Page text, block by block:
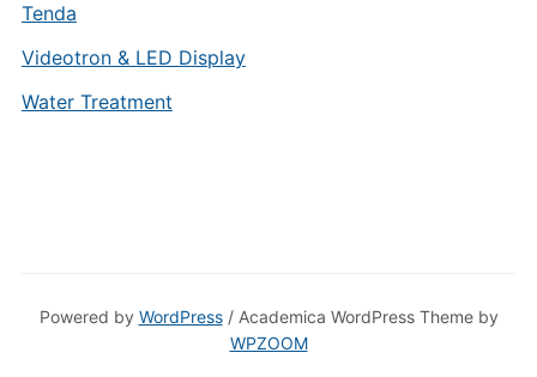
Tenda
Videotron & LED Display
Water Treatment
Powered by WordPress/ Academica WordPress Theme by
WPZOOM